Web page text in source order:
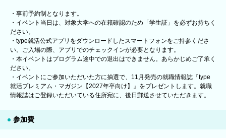
・事前予約制となります。
・イベント当日は、対象大学への在籍確認のため「学生証」を必ずお持ちく
ださい。
・type就活公式アプリをダウンロードしたスマートフォンをご持参くださ
い。ご入場の際、アプリでのチェックインが必要となります。
・本イベントはプログラム途中での退出はできません。あらかじめご了承く
ださい。
・イベントにご参加いただいた方に抽選で、11月発売の就職情報誌『type
就活プレミアム・マガジン【2027年卒向け】』をプレゼントします。就職
情報誌はご登録いただいている住所宛に、後日郵送させていただきます。
参加費